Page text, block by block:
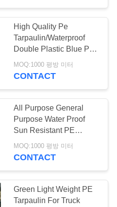
트 천막
막
High Quality Pe
Tarpaulin/Waterproof
Double Plastic Blue PE
tarpaulin Cover
MOQ:1000 평방 미터
CONTACT
All Purpose General
Purpose Water Proof
Sun Resistant PE
tarpaulin
MOQ:1000 평방 미터
CONTACT
Green Light Weight PE
Tarpaulin For Truck